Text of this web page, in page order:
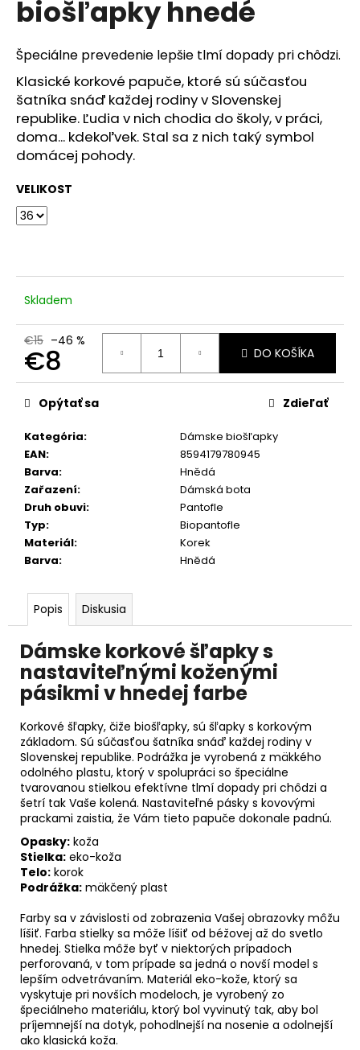
biošľapky hnedé
Špeciálne prevedenie lepšie tlmí dopady pri chôdzi.
Klasické korkové papuče, ktoré sú súčasťou
šatníka snáď každej rodiny v Slovenskej
republike. Ľudia v nich chodia do školy, v práci,
doma... kdekoľvek. Stal sa z nich taký symbol
domácej pohody.
VELIKOST
Skladem
€15 –46 %
€8
Jednotková
cena:
DO KOŠÍKA
Kategória:
Dámske biošľapky
EAN:
8594179780945
Barva:
Hnědá
Zařazení:
Dámská bota
Druh obuvi:
Pantofle
Typ:
Biopantofle
Materiál:
Korek
Barva: Hnědá
Opýtať sa Zdieľať
Popis Diskusia
Dámske korkové šľapky s
nastaviteľnými koženými
pásikmi v hnedej farbe
Korkové šľapky, čiže biošľapky, sú šľapky s korkovým
základom. Sú súčasťou šatníka snáď každej rodiny v
Slovenskej republike. Podrážka je vyrobená z mäkkého
odolného plastu, ktorý v spolupráci so špeciálne
tvarovanou stielkou efektívne tlmí dopady pri chôdzi a
šetrí tak Vaše kolená. Nastaviteľné pásky s kovovými
prackami zaistia, že Vám tieto papuče dokonale padnú.
Opasky: koža
Stielka: eko-koža
Telo: korok
Podrážka: mäkčený plast
Farby sa v závislosti od zobrazenia Vašej obrazovky môžu
líšiť. Farba stielky sa môže líšiť od béžovej až do svetlo
hnedej. Stielka môže byť v niektorých prípadoch
perforovaná, v tom prípade sa jedná o novší model s
lepším odvetrávaním. Materiál eko-kože, ktorý sa
vyskytuje pri novších modeloch, je vyrobený zo
špeciálneho materiálu, ktorý bol vyvinutý tak, aby bol
príjemnejší na dotyk, pohodlnejší na nosenie a odolnejší
ako klasická koža.
á
j
s
ť
?
d
p
o
r
ú
č
a
m